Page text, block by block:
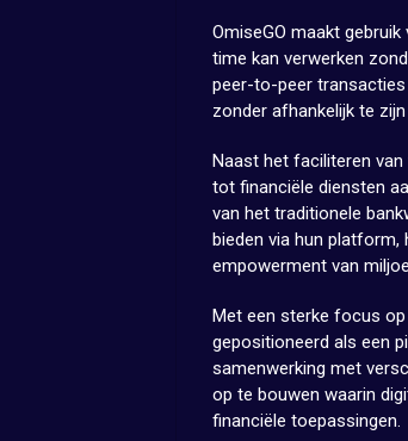
OmiseGO maakt
time kan verwerken
peer-to-peer transacties
zonder afhankelijk te
Naast het faciliteren
tot financiële diensten
van het traditionele
bieden via hun platform,
empowerment van
Met een sterke focus op
gepositioneerd als een
samenwerking met
op te bouwen waarin
financiële toepassingen.